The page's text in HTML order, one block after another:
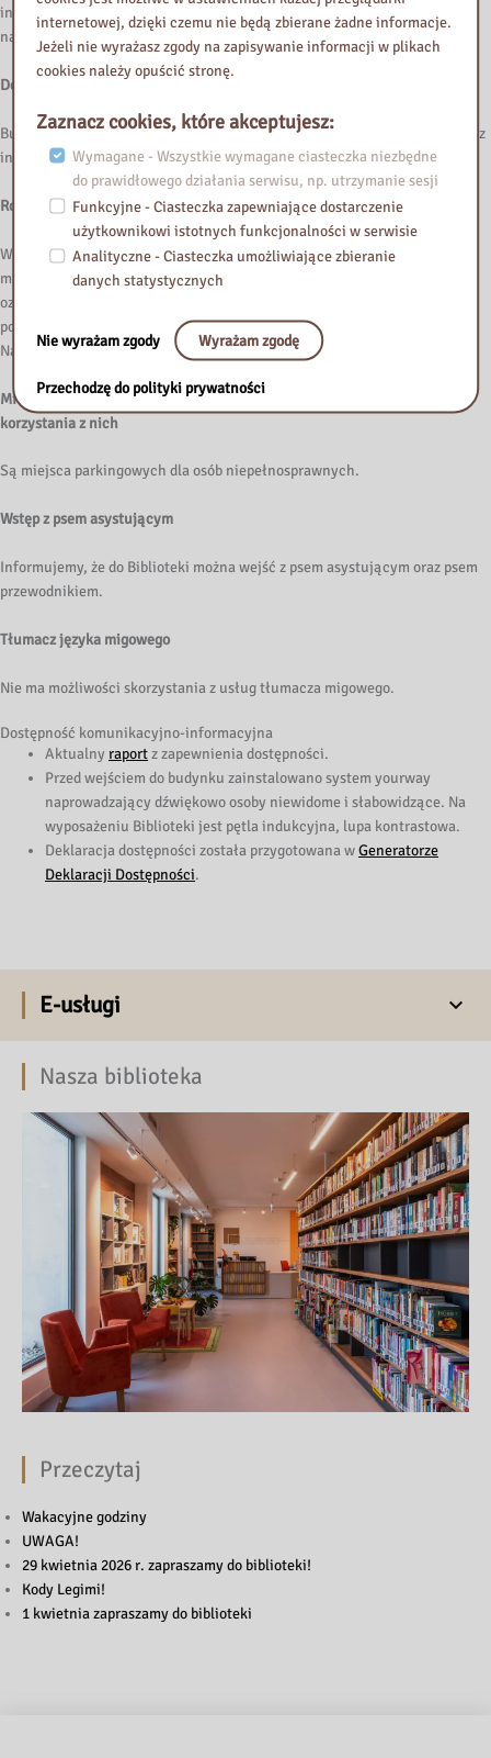
inwalidzkich. Przed wejściem do budynku zainstalowano system yourway
naprowadzający dźwiękowo osoby niewidome i słabowidzące.
Dostępność korytarzy, schodów i wind
Budynek jest przystosowany dla osób niepełnosprawnych i posiada windę z
informacją głosową.
Rodzaje dostosowań wewnątrz budynku
W budynku na poziomie „0” jest toaleta dla osób niepełnosprawnych i
miejsce do przewinięcia małego dziecka. W budynku nie ma żadnych
oznaczeń w alfabecie braila, oznaczeń kontrastowych lub w druku
powiększonym dla osób niewidomych i słabowidzących.
Na wyposażeniu Biblioteki jest pętla indukcyjna, lupy kontrastowe.
Miejsca parkingowe wyznaczone dla osób niepełnosprawnych i sposób
korzystania z nich
Są miejsca parkingowych dla osób niepełnosprawnych.
Wstęp z psem asystującym
Informujemy, że do Biblioteki można wejść z psem asystującym oraz psem
przewodnikiem.
Tłumacz języka migowego
Nie ma możliwości skorzystania z usług tłumacza migowego.
Dostępność komunikacyjno-informacyjna
Aktualnyraportz zapewnienia dostępności.
Przed wejściem do budynku zainstalowano system yourway
naprowadzający dźwiękowo osoby niewidome i słabowidzące. Na
wyposażeniu Biblioteki jest pętla indukcyjna, lupa kontrastowa.
Deklaracja dostępności została przygotowana wGeneratorze
Deklaracji Dostępności.
E-usługi
Nasza biblioteka
Przeczytaj
Wakacyjne godziny
UWAGA!
29 kwietnia 2026 r. zapraszamy do biblioteki!
Kody Legimi!
1 kwietnia zapraszamy do biblioteki
internetowej, dzięki czemu nie będą zbierane żadne informacje.
Jeżeli nie wyrażasz zgody na zapisywanie informacji w plikach
cookies należy opuścić stronę.
Zaznacz cookies, które akceptujesz:
Wymagane - Wszystkie wymagane ciasteczka niezbędne
do prawidłowego działania serwisu, np. utrzymanie sesji
Funkcyjne - Ciasteczka zapewniające dostarczenie
użytkownikowi istotnych funkcjonalności w serwisie
Analityczne - Ciasteczka umożliwiające zbieranie
danych statystycznych
Nie wyrażam zgody Wyrażam zgodę
Przechodzę do polityki prywatności